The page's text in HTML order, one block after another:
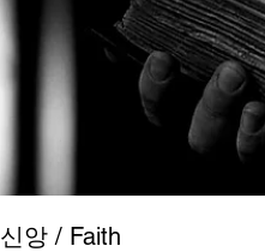
신앙 / Faith